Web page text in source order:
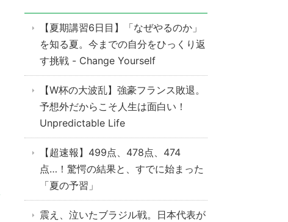
【夏期講習6日目】「なぜやるのか」
を知る夏。今までの自分をひっくり返
す挑戦 - Change Yourself
【W杯の大波乱】強豪フランス敗退。
予想外だからこそ人生は面白い！
Unpredictable Life
【超速報】499点、478点、474
点…！驚愕の結果と、すでに始まった
「夏の予習」
震え、泣いたブラジル戦。日本代表が